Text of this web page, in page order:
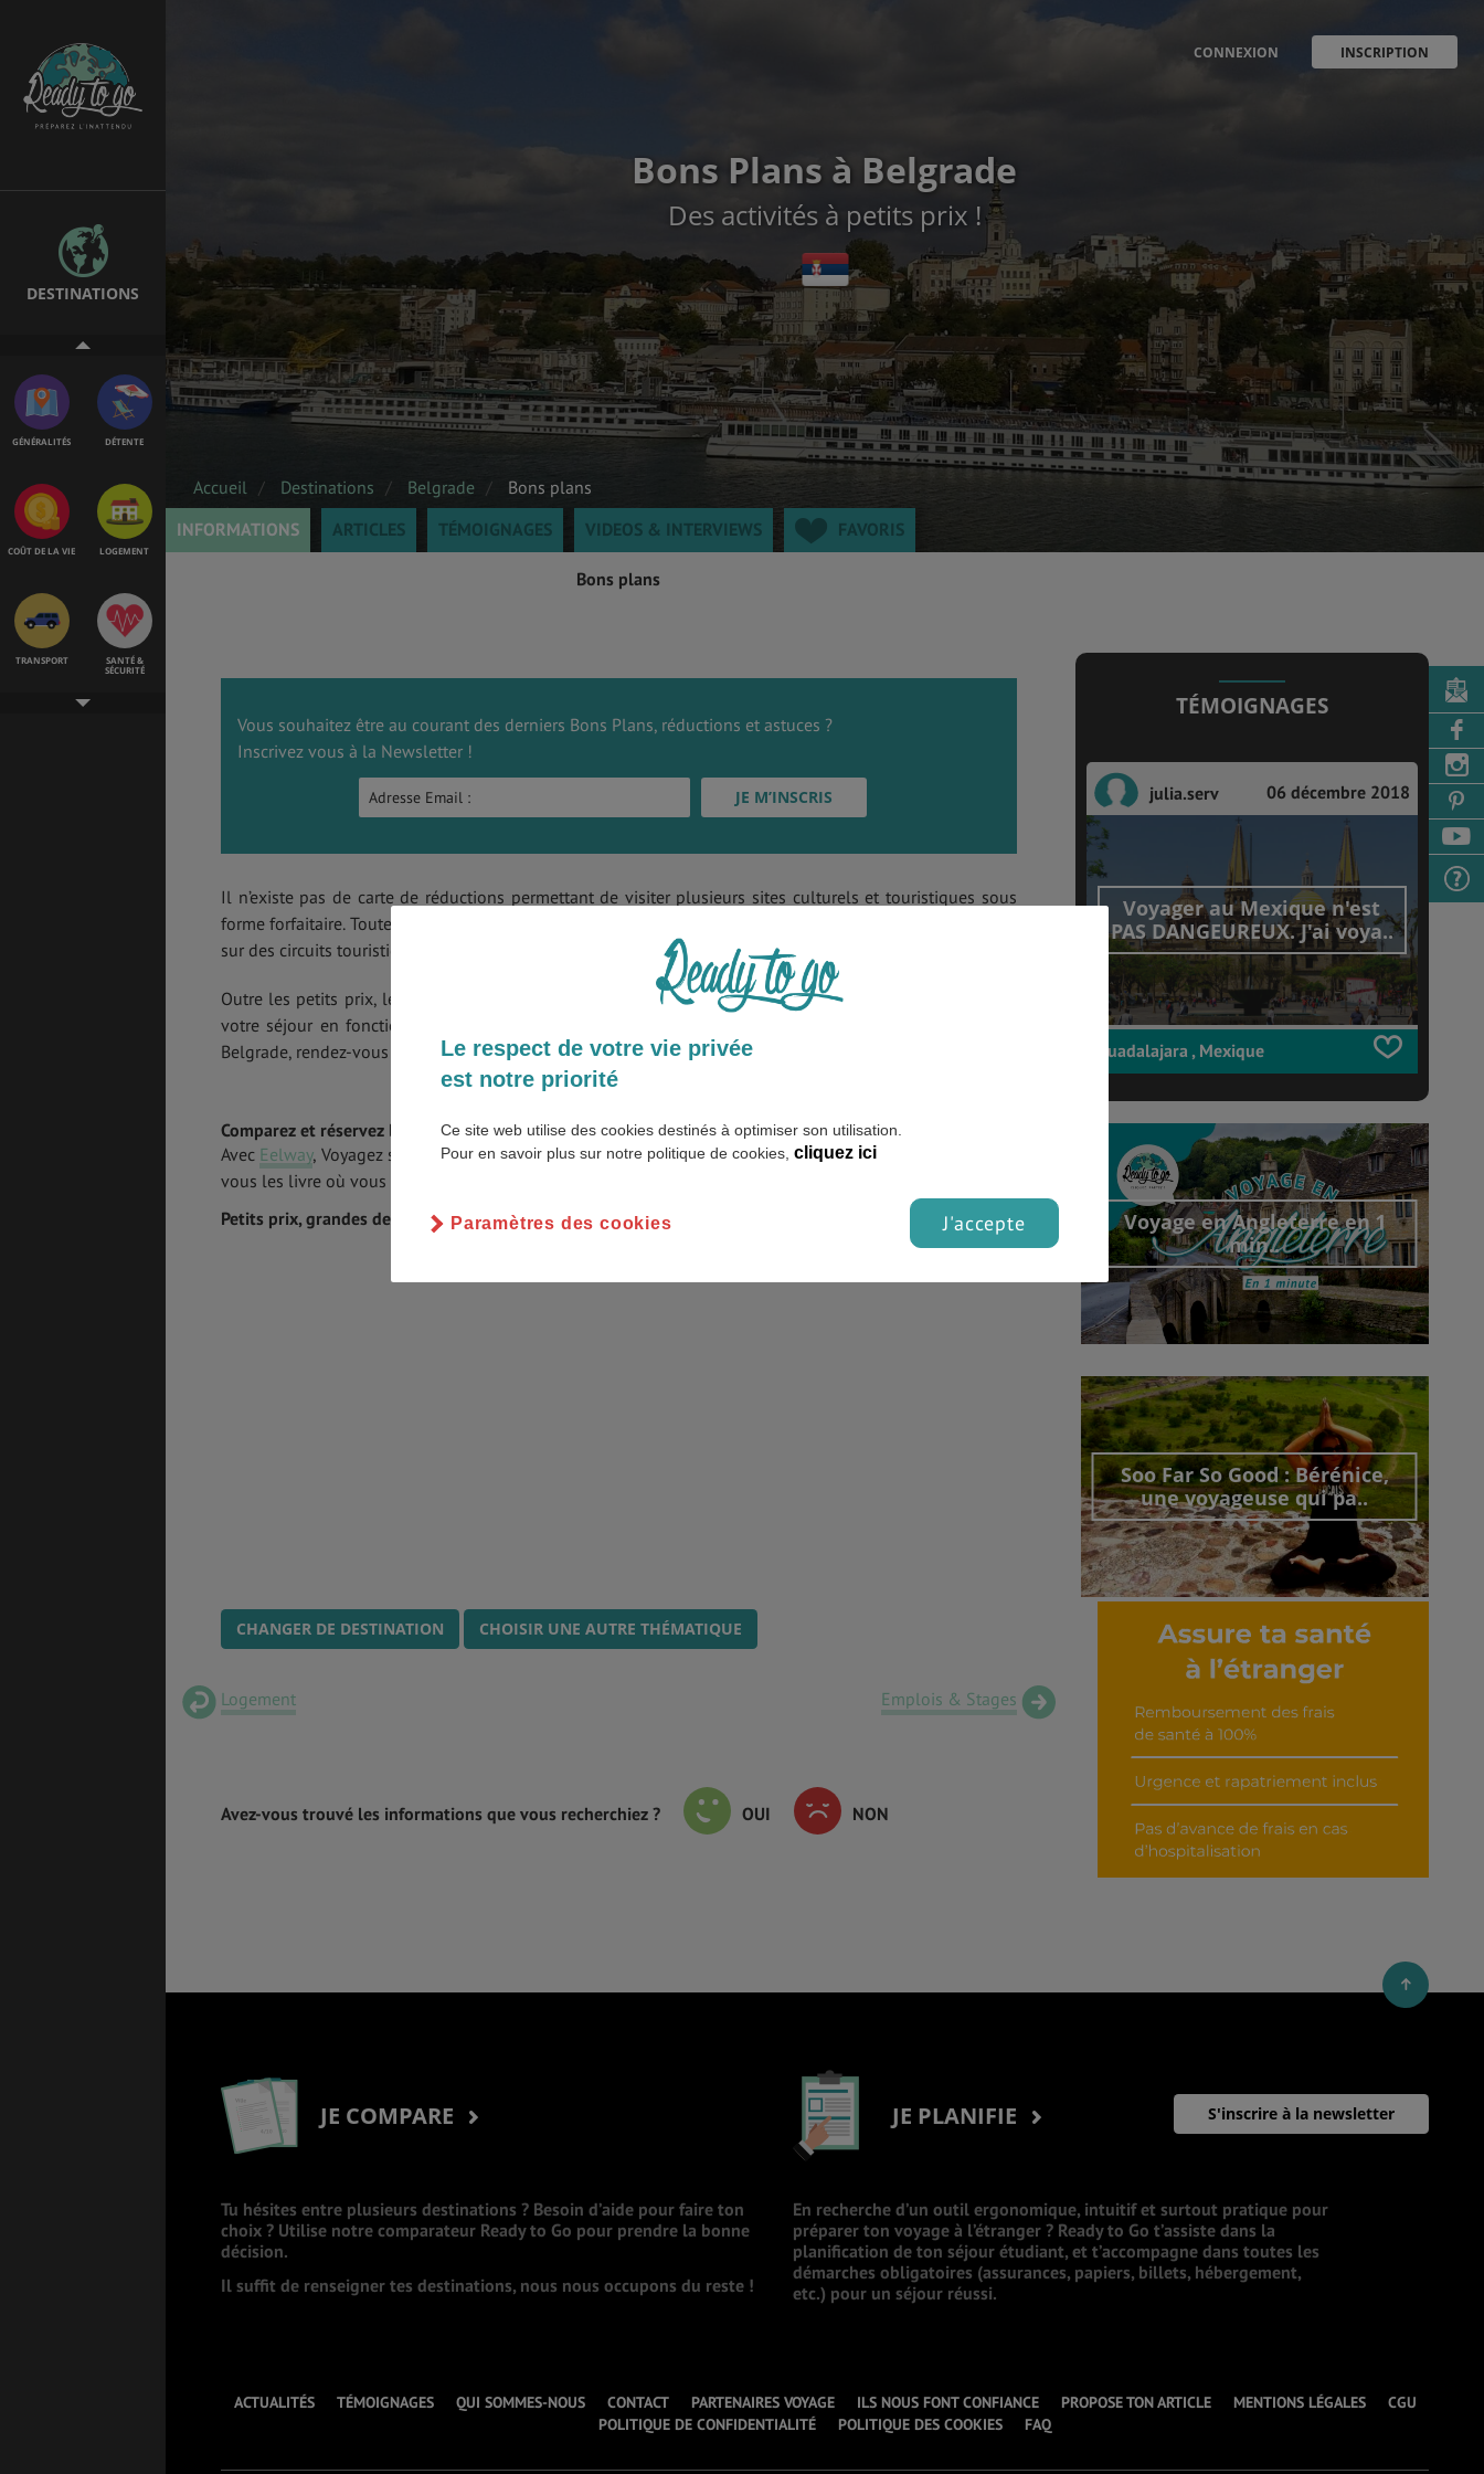
DESTINATIONS
ÉTUDES
EMPLOIS &
STAGES
GÉNÉRALITÉS DÉTENTE
COÛT DE LA VIE LOGEMENT
TRANSPORT
SANTÉ &
SÉCURITÉ
CONNEXION INSCRIPTION
Bons Plans à Belgrade
Des activités à petits prix !
Accueil Destinations Belgrade
Bons plans
INFORMATIONS
ARTICLES TÉMOIGNAGES VIDEOS & INTERVIEWS FAVORIS
Bons plans
Vous souhaitez être au courant des derniers Bons Plans, réductions et astuces ?
Inscrivez vous à la Newsletter !
Il n’existe pas de carte de réductions permettant de visiter plusieurs sites culturels et touristiques sous
forme forfaitaire. Toutefois, l’Office de Tourisme de Belgrade propose au sein de ses murs des promotions
sur des circuits touristiques au cas par cas.
Outre les petits prix, les agents d’accueil vous conseillent sur les endroits à admirer absolument durant
votre séjour en fonction de la durée de celui-ci. Pour connaître toutes les activités possibles à faire à
Belgrade, rendez-vous dans l’onglet “Détente”.
Comparez et réservez les meilleures offres pour visiter Belgrade
Avec Eelway, Voyagez sans vous soucier de vos bagages.Eelway récupère vos bagages à votre adresse et
vous les livre où vous le souhaitiez en France et à l'international.
Petits prix, grandes destinations
CHANGER DE DESTINATION CHOISIR UNE AUTRE THÉMATIQUE
Logement Emplois & Stages
Avez-vous trouvé les informations que vous recherchiez ? OUI NON
TÉMOIGNAGES
julia.serv 06 décembre 2018
Voyager au Mexique n'est
PAS DANGEUREUX. J'ai voya..
Guadalajara , Mexique
Voyage en Angleterre en 1
min..
Découvrir cet interview
Soo Far So Good : Bérénice,
une voyageuse qui pa..
S'inscrire à la newsletter
JE COMPARE
Tu hésites entre plusieurs destinations ? Besoin d’aide pour faire ton
choix ? Utilise notre comparateur Ready to Go pour prendre la bonne
décision.
Il suffit de renseigner tes destinations, nous nous occupons du reste !
JE PLANIFIE
En recherche d’un outil ergonomique, intuitif et surtout pratique pour
préparer ton voyage à l’étranger ? Ready to Go t’assiste dans la
planification de ton séjour étudiant, et t’accompagne dans toutes les
démarches obligatoires (assurances, papiers, billets, hébergement,
etc.) pour un séjour réussi.
ACTUALITÉS TÉMOIGNAGES QUI SOMMES-NOUS CONTACT PARTENAIRES VOYAGE ILS NOUS FONT CONFIANCE PROPOSE TON ARTICLE MENTIONS LÉGALES
CGU
POLITIQUE DE CONFIDENTIALITÉ
POLITIQUE DES COOKIES FAQ
Le respect de votre vie privée
est notre priorité
Ce site web utilise des cookies destinés à optimiser son utilisation.
Pour en savoir plus sur notre politique de cookies, cliquez ici
J'accepte
Paramètres des cookies